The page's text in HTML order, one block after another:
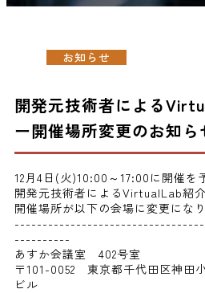
お知らせ
開発元技術者による
ー開催場所変更のお知ら
12月4日(火)10:00～17:00に開催を
開発元技術者によるVirtualLab紹介
開催場所が以下の会場に変更になり
----------
あすか会議室 402号室
〒101-0052 東京都千代田区神田
ビル